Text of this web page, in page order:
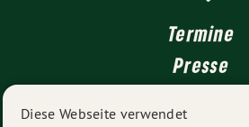
Termine
Presse
Diese Webseite verwendet